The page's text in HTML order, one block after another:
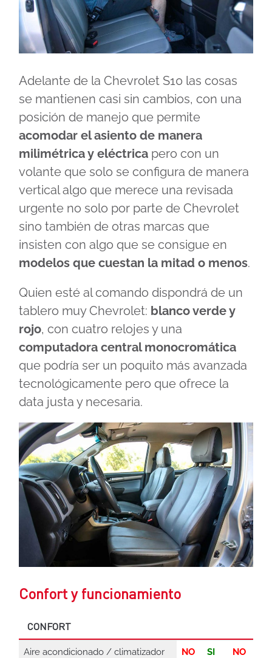
Adelante de la Chevrolet S10 las cosas
se mantienen casi sin cambios, con una
posición de manejo que permite
acomodar el asiento de manera
milimétrica y eléctrica pero con un
volante que solo se configura de manera
vertical algo que merece una revisada
urgente no solo por parte de Chevrolet
sino también de otras marcas que
insisten con algo que se consigue en
modelos que cuestan la mitad o menos.
Quien esté al comando dispondrá de un
tablero muy Chevrolet: blanco verde y
rojo, con cuatro relojes y una
computadora central monocromática
que podría ser un poquito más avanzada
tecnológicamente pero que ofrece la
data justa y necesaria.
Confort y funcionamiento
CONFORT
Aire acondicionado / climatizador
NO SI NO